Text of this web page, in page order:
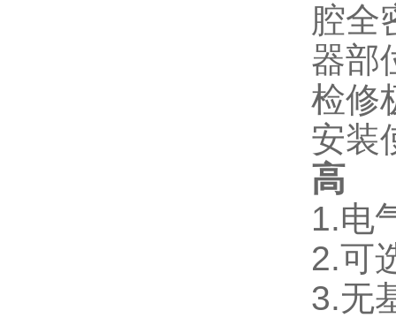
腔全
器部
检修
安装
高
1.电
2.可
3.无